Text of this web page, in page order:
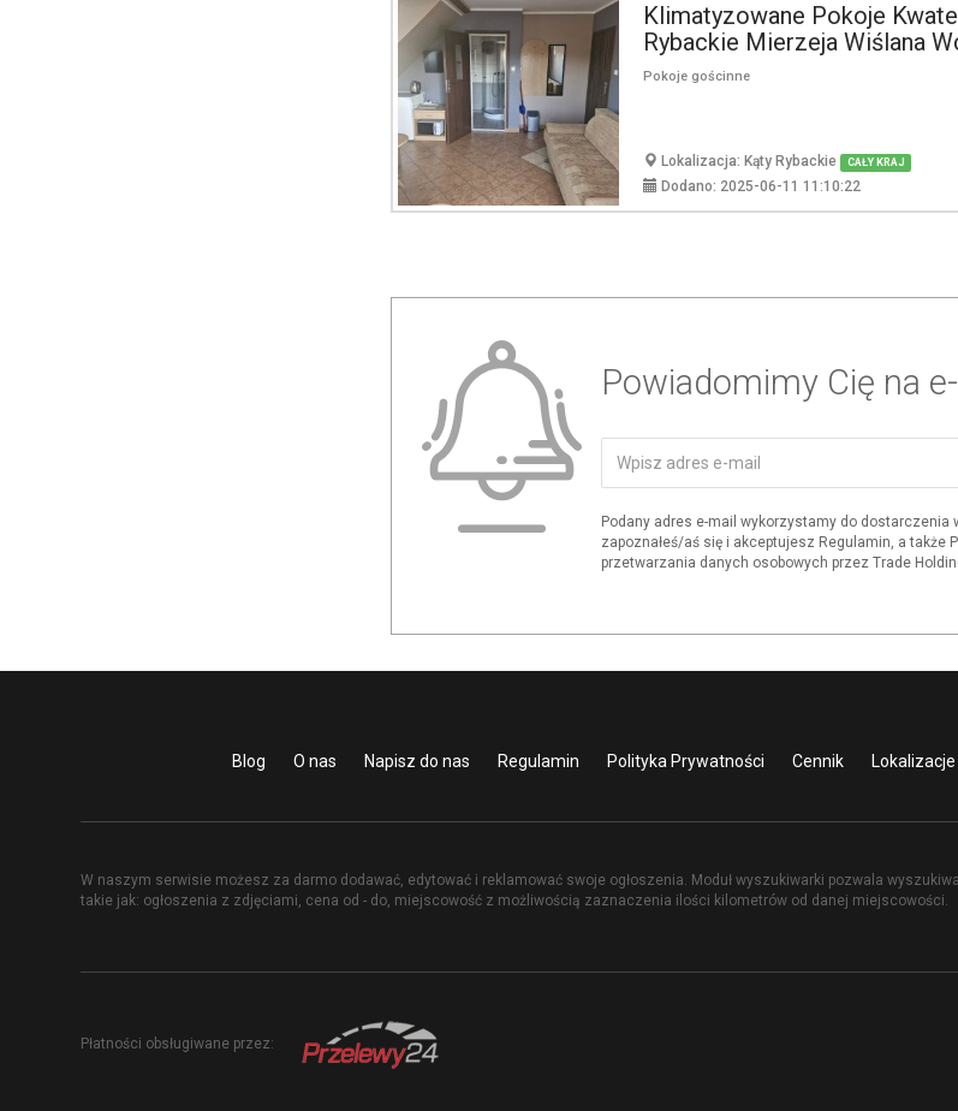
Klimatyzowane Pokoje
Rybackie Mierzeja Wiślana
Pokoje gościnne
Lokalizacja: Kąty Rybackie CAŁY KRAJ
Dodano: 2025-06-11 11:10:22
Powiadomimy Cię na
Podany adres e-mail wykorzystamy do
zapoznałeś/aś się i akceptujesz Regulamin, a
przetwarzania danych osobowych przez Trade
Blog O nas Napisz do nas Regulamin Polityka Prywatności Cennik
W naszym serwisie możesz za darmo dodawać, edytować i reklamować swoje ogłoszenia. Moduł wyszukiwarki pozwala
takie jak: ogłoszenia z zdjęciami, cena od - do, miejscowość z możliwością zaznaczenia ilości kilometrów od danej miejscowości.
Płatności obsługiwane przez: